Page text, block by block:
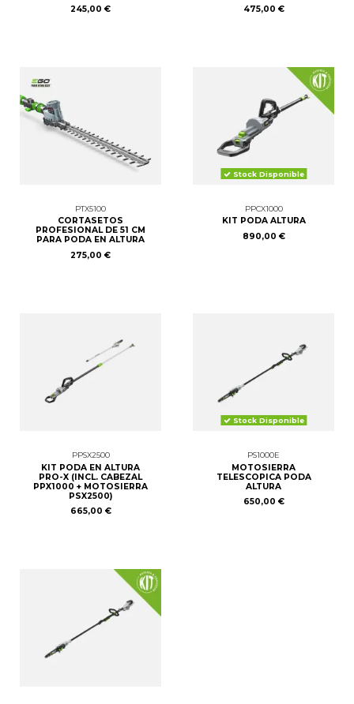
245,00 €
475,00 €
PTX5100
CORTASETOS
PROFESIONAL DE 51 CM
PARA PODA EN ALTURA
275,00 €
Stock Disponible
PPCX1000
KIT PODA ALTURA
890,00 €
PPSX2500
KIT PODA EN ALTURA
PRO-X (INCL. CABEZAL
PPX1000 + MOTOSIERRA
PSX2500)
665,00 €
Stock Disponible
PS1000E
MOTOSIERRA
TELESCOPICA PODA
ALTURA
650,00 €